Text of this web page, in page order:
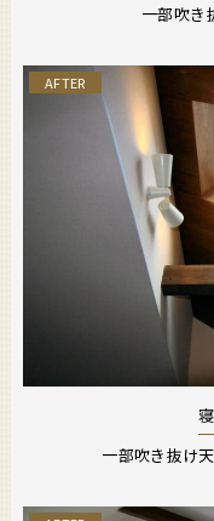
一部吹き
AFTER
一部吹き抜け